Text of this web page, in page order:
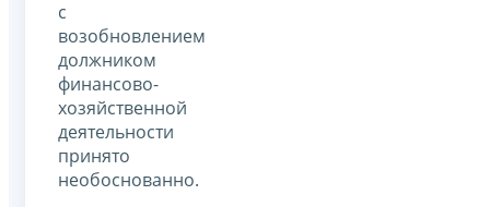
с
возобновлением
должником
финансово-
хозяйственной
деятельности
принято
необоснованно.